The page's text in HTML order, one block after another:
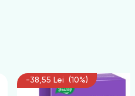
-38,55 Lei (10%)